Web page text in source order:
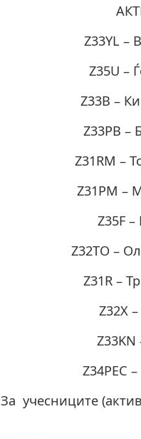
Z33YL –
Z35U –
Z33B –
Z33PB –
Z31RM –
Z31PM –
Z35F
Z32TO –
Z31R –
Z32X
Z34PEC
За учесниците